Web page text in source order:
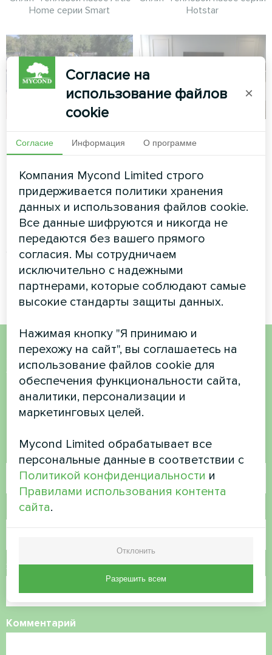
Home серии Smart
Hotstar
коттедже с
тепловыми
насосами Mycond
Split серии BeeHeat
Тепловые насосы MyCond
Split серии BeeHeat
обеспечивают эффективное
отопление и охлаждение
круглый год.
оформление
вентиляторного доводчика
серии Silent
Хотите купить или у вас
есть вопросы?
Свяжитесь с нами, и мы поможем вам
Номер телефона
Электронная почта
Комментарий
Согласие на
использование файлов
cookie
×
Согласие Информация О программе
Компания Mycond Limited строго
придерживается политики хранения
данных и использования файлов cookie.
Все данные шифруются и никогда не
передаются без вашего прямого
согласия. Мы сотрудничаем
исключительно с надежными
партнерами, которые соблюдают самые
высокие стандарты защиты данных.
Нажимая кнопку "Я принимаю и
перехожу на сайт", вы соглашаетесь на
использование файлов cookie для
обеспечения функциональности сайта,
аналитики, персонализации и
маркетинговых целей.
Mycond Limited обрабатывает все
персональные данные в соответствии с
Политикой конфиденциальности и
Правилами использования контента
сайта.
Отклонить
Разрешить всем